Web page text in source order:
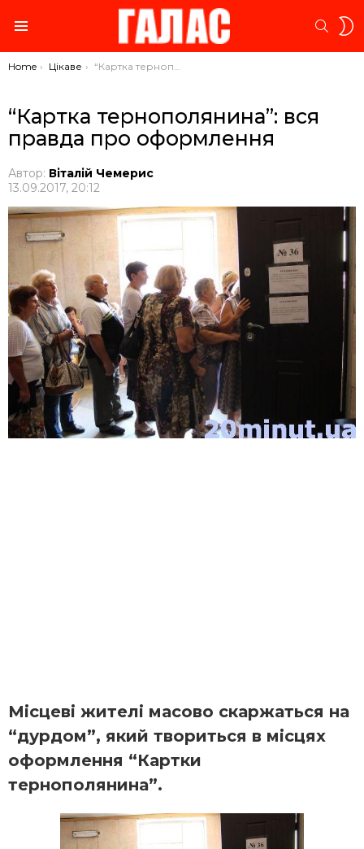
You are here:
Home Цікаве “Картка тернополянина”: вся правда про оформлення
“Картка тернополянина”: вся
правда про оформлення
Автор: Віталій Чемерис
13.09.2017, 20:12
Місцеві жителі масово скаржаться на
“дурдом”, який твориться в місцях
оформлення “Картки
тернополянина”.